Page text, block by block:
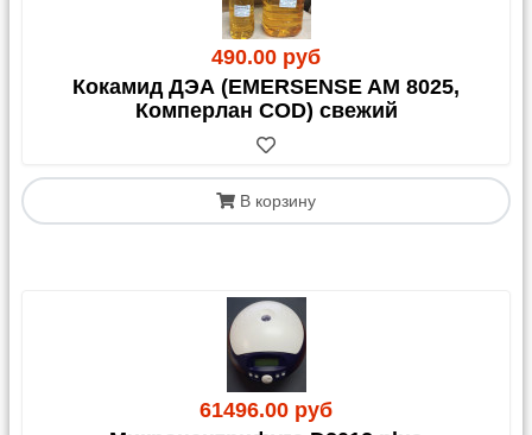
490.00 руб
Кокамид ДЭА (EMERSENSE AM 8025,
Комперлан COD) свежий
В корзину
61496.00 руб